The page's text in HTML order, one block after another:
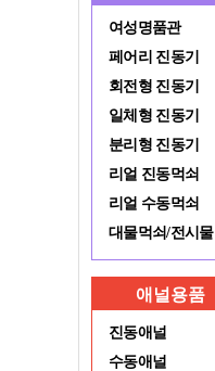
여성명품관
페어리 진동기
회전형 진동기
일체형 진동기
분리형 진동기
리얼 진동먹쇠
리얼 수동먹쇠
대물먹쇠/전시물
애널용품
진동애널
수동애널